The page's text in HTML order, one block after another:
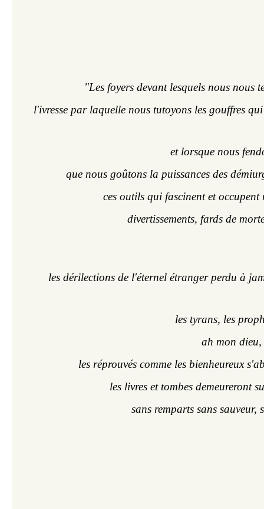
"Les foyers devant lesquels nous nous
l'ivresse par laquelle nous tutoyons les gouffres
et lorsque nous
que nous goûtons la puissances des
ces outils qui fascinent et occupent
divertissements, fards de
les dérilections de l'éternel étranger perdu à
les tyrans, les
ah mon
les réprouvés comme les bienheureux
les livres et tombes demeureront
sans remparts sans sauveur,